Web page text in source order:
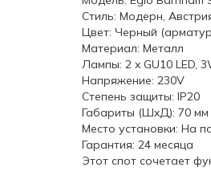
Стиль: Модерн,
Цвет: Черный
Материал: Металл
Лампы: 2 x GU10 LED,
Напряжение: 230V
Степень защиты: IP20
Габариты (ШxД): 70 мм
Место установки: На
Гарантия: 24 месяца
Этот спот сочетает